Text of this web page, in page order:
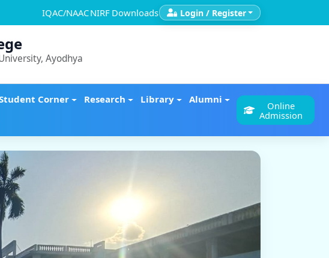
IQAC/NAACNIRF Downloads Login / Register
Ayodhya
Corner Research Library
Alumni
Online
Admission